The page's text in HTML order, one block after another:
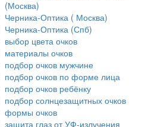
(Москва)
Черника-Оптика ( Москва)
Черника-Оптика (Спб)
выбор цвета очков
материалы очков
подбор очков мужчине
подбор очков по форме лица
подбор очков ребёнку
подбор солнцезащитных очков
формы очков
защита глаз от УФ-излучения